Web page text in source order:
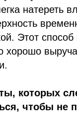
натереть
Этот способ
хорошо
которых
чтобы не